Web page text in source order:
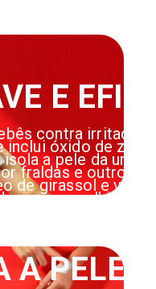
E
contra
inclui óxido de
a pele da
fraldas e outros
de girassol e
a vermelhidão.
A PELE